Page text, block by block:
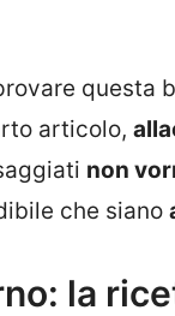
questa
articolo,
non
che siano
la